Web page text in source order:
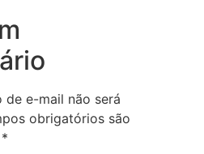
de e-mail não será
obrigatórios são
*